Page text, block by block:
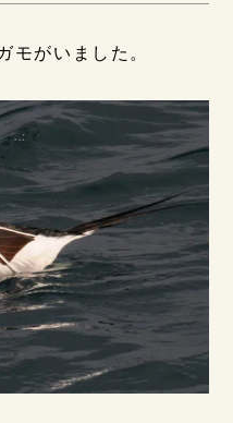
がいました。